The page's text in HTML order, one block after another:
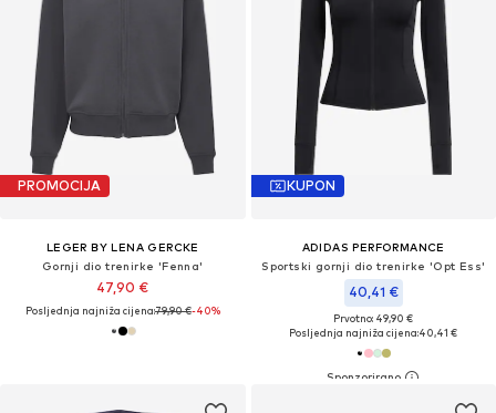
PROMOCIJA
LEGER BY LENA GERCKE
Gornji dio trenirke 'Fenna'
47,90 €
Posljednja najniža cijena:79,90 €-40%
KUPON
ADIDAS PERFORMANCE
Sportski gornji dio trenirke 'Opt Ess'
40,41 €
Prvotno: 49,90 €
Posljednja najniža cijena:40,41 €